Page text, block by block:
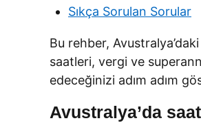
Sıkça Sorulan Sorular
Bu rehber,
saatleri, vergi ve
edeceğinizi adım adım
Avustralya’da